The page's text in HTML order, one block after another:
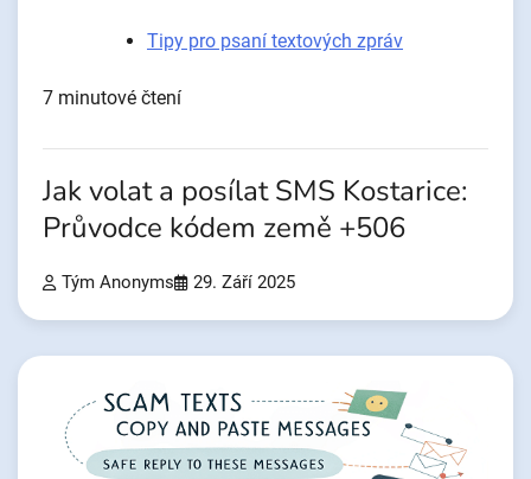
Tipy pro psaní textových zpráv
7 minutové čtení
Jak volat a posílat SMS Kostarice:
Průvodce kódem země +506
Tým Anonyms 29. Září 2025